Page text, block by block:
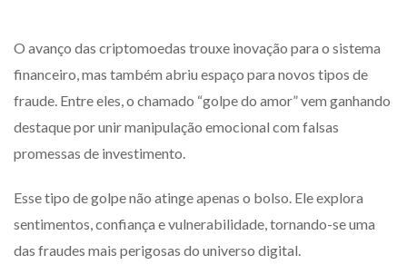
O avanço das criptomoedas trouxe inovação para o sistema
financeiro, mas também abriu espaço para novos tipos de
fraude. Entre eles, o chamado “golpe do amor” vem ganhando
destaque por unir manipulação emocional com falsas
promessas de investimento.
Esse tipo de golpe não atinge apenas o bolso. Ele explora
sentimentos, confiança e vulnerabilidade, tornando-se uma
das fraudes mais perigosas do universo digital.